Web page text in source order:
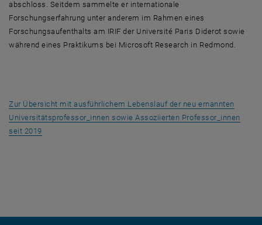
abschloss. Seitdem sammelte er internationale
Forschungserfahrung unter anderem im Rahmen eines
Forschungsaufenthalts am IRIF der Université Paris Diderot sowie
während eines Praktikums bei Microsoft Research in Redmond.
Zur Übersicht mit ausführlichem Lebenslauf der neu ernannten
Universitätsprofessor_innen sowie Assoziierten Professor_innen
seit 2019